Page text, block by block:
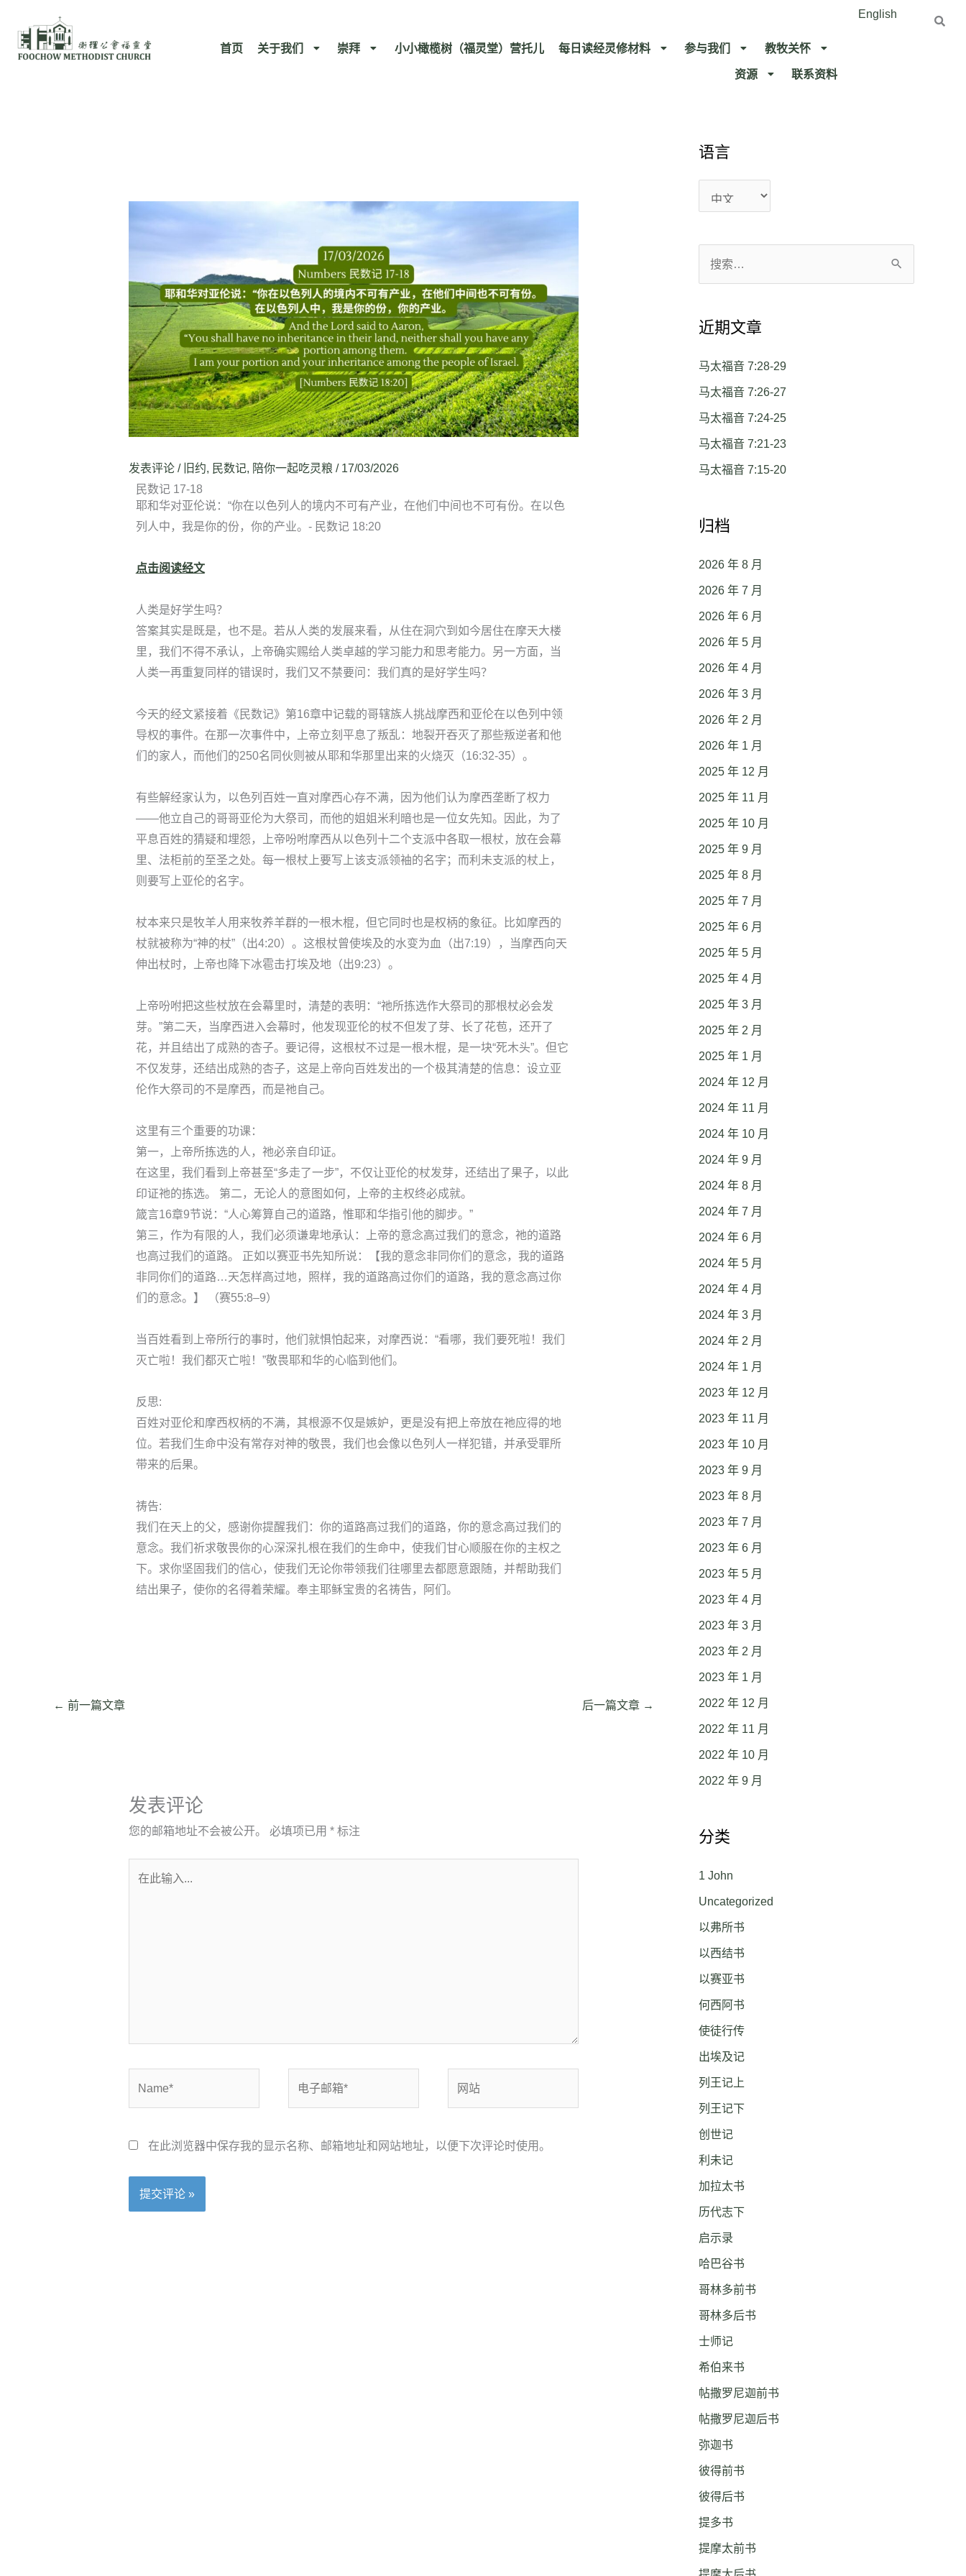
English
首页 关于我们 崇拜 小小橄榄树（福灵堂）营托儿 每日读经灵修材料 参与我们
教牧关怀​
资源
联系资料​
发表评论 / 旧约, 民数记, 陪你一起吃灵粮 / 17/03/2026
民数记 17-18
耶和华对亚伦说：“你在以色列人的境内不可有产业，在他们中间也不可有份。在以色
列人中，我是你的份，你的产业。- 民数记 18:20
点击阅读经文
人类是好学生吗？
答案其实是既是，也不是。若从人类的发展来看，从住在洞穴到如今居住在摩天大楼
里，我们不得不承认，上帝确实赐给人类卓越的学习能力和思考能力。另一方面，当
人类一再重复同样的错误时，我们又不禁要问：我们真的是好学生吗？
今天的经文紧接着《民数记》第16章中记载的哥辖族人挑战摩西和亚伦在以色列中领
导权的事件。在那一次事件中，上帝立刻平息了叛乱：地裂开吞灭了那些叛逆者和他
们的家人，而他们的250名同伙则被从耶和华那里出来的火烧灭（16:32-35）。
有些解经家认为，以色列百姓一直对摩西心存不满，因为他们认为摩西垄断了权力
——他立自己的哥哥亚伦为大祭司，而他的姐姐米利暗也是一位女先知。因此，为了
平息百姓的猜疑和埋怨，上帝吩咐摩西从以色列十二个支派中各取一根杖，放在会幕
里、法柜前的至圣之处。每一根杖上要写上该支派领袖的名字；而利未支派的杖上，
则要写上亚伦的名字。
杖本来只是牧羊人用来牧养羊群的一根木棍，但它同时也是权柄的象征。比如摩西的
杖就被称为“神的杖”（出4:20）。这根杖曾使埃及的水变为血（出7:19），当摩西向天
伸出杖时，上帝也降下冰雹击打埃及地（出9:23）。
上帝吩咐把这些杖放在会幕里时，清楚的表明：“祂所拣选作大祭司的那根杖必会发
芽。”第二天，当摩西进入会幕时，他发现亚伦的杖不但发了芽、长了花苞，还开了
花，并且结出了成熟的杏子。要记得，这根杖不过是一根木棍，是一块“死木头”。但它
不仅发芽，还结出成熟的杏子，这是上帝向百姓发出的一个极其清楚的信息：设立亚
伦作大祭司的不是摩西，而是祂自己。
这里有三个重要的功课：
第一，上帝所拣选的人，祂必亲自印证。
在这里，我们看到上帝甚至“多走了一步”，不仅让亚伦的杖发芽，还结出了果子，以此
印证祂的拣选。 第二，无论人的意图如何，上帝的主权终必成就。
箴言16章9节说：“人心筹算自己的道路，惟耶和华指引他的脚步。”
第三，作为有限的人，我们必须谦卑地承认：上帝的意念高过我们的意念，祂的道路
也高过我们的道路。 正如以赛亚书先知所说：【我的意念非同你们的意念，我的道路
非同你们的道路…天怎样高过地，照样，我的道路高过你们的道路，我的意念高过你
们的意念。】 （赛55:8–9）
当百姓看到上帝所行的事时，他们就惧怕起来，对摩西说：“看哪，我们要死啦！我们
灭亡啦！我们都灭亡啦！”敬畏耶和华的心临到他们。
反思:
百姓对亚伦和摩西权柄的不满，其根源不仅是嫉妒，更是没有把上帝放在祂应得的地
位。若我们生命中没有常存对神的敬畏，我们也会像以色列人一样犯错，并承受罪所
带来的后果。
祷告:
我们在天上的父，感谢你提醒我们：你的道路高过我们的道路，你的意念高过我们的
意念。我们祈求敬畏你的心深深扎根在我们的生命中，使我们甘心顺服在你的主权之
下。求你坚固我们的信心，使我们无论你带领我们往哪里去都愿意跟随，并帮助我们
结出果子，使你的名得着荣耀。奉主耶稣宝贵的名祷告，阿们。
← 前一篇文章 后一篇文章 →
发表评论
您的邮箱地址不会被公开。 必填项已用 *标注
箱
在此浏览器中保存我的显示名称、邮箱地址和网站地址，以便下次评论时使用。
语言
语
近期文章
马太福音 7:28-29
马太福音 7:26-27
马太福音 7:24-25
马太福音 7:21-23
马太福音 7:15-20
归档
2026 年 8 月
2026 年 7 月
2026 年 6 月
2026 年 5 月
2026 年 4 月
2026 年 3 月
2026 年 2 月
2026 年 1 月
2025 年 12 月
2025 年 11 月
2025 年 10 月
2025 年 9 月
2025 年 8 月
2025 年 7 月
2025 年 6 月
2025 年 5 月
2025 年 4 月
2025 年 3 月
2025 年 2 月
2025 年 1 月
2024 年 12 月
2024 年 11 月
2024 年 10 月
2024 年 9 月
2024 年 8 月
2024 年 7 月
2024 年 6 月
2024 年 5 月
2024 年 4 月
2024 年 3 月
2024 年 2 月
2024 年 1 月
2023 年 12 月
2023 年 11 月
2023 年 10 月
2023 年 9 月
2023 年 8 月
2023 年 7 月
2023 年 6 月
2023 年 5 月
2023 年 4 月
2023 年 3 月
2023 年 2 月
2023 年 1 月
2022 年 12 月
2022 年 11 月
2022 年 10 月
2022 年 9 月
分类
1 John
Uncategorized
以弗所书
以西结书
以赛亚书
何西阿书
使徒行传
出埃及记
列王记上
列王记下
创世记
利未记
加拉太书
历代志下
启示录
哈巴谷书
哥林多前书
哥林多后书
士师记
希伯来书
帖撒罗尼迦前书
帖撒罗尼迦后书
弥迦书
彼得前书
彼得后书
提多书
提摩太前书
语